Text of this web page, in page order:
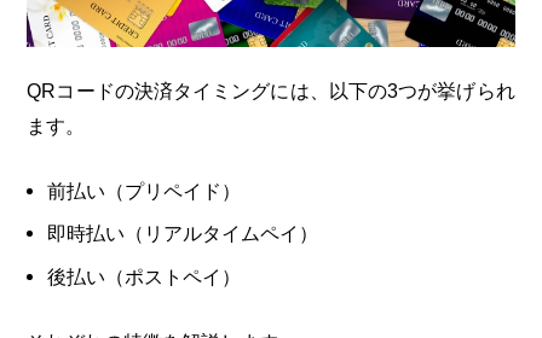
QRコードの決済タイミングには、以下の3つが挙げられ
ます。
前払い（プリペイド）
即時払い（リアルタイムペイ）
後払い（ポストペイ）